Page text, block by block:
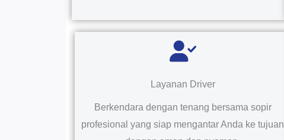
Layanan Driver
Berkendara dengan tenang bersama sopir
profesional yang siap mengantar Anda ke tujuan